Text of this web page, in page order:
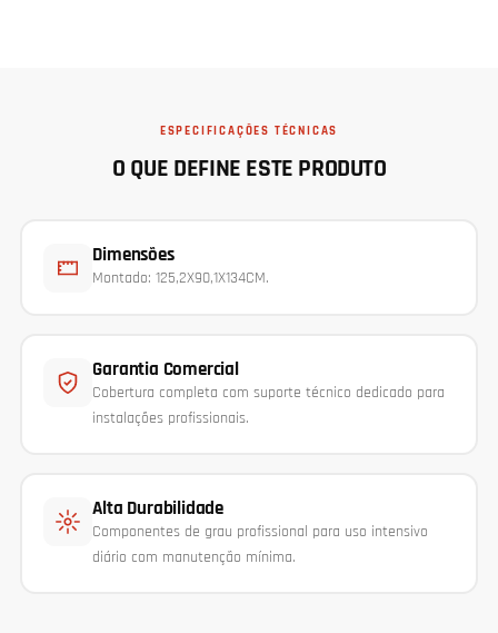
ESPECIFICAÇÕES TÉCNICAS
O QUE DEFINE ESTE PRODUTO
Dimensões
Montado: 125,2X90,1X134CM.
Garantia Comercial
Cobertura completa com suporte técnico dedicado para
instalações profissionais.
Alta Durabilidade
Componentes de grau profissional para uso intensivo
diário com manutenção mínima.